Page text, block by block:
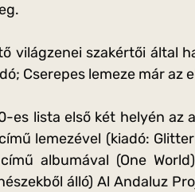
világzenei szakértői által
Cserepes lemeze már az
es lista első két helyén az
lemezével (kiadó:
albumával (One
álló) Al Andaluz